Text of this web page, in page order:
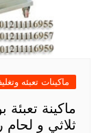
ماكينات تعبئه
ماكينة